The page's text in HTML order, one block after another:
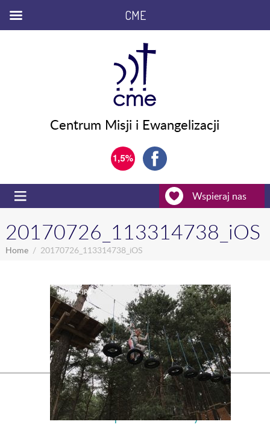
Centrum Misji i Ewangelizacji
Wspieraj nas
20170726_113314738_iOS
Home 20170726_113314738_iOS
Nasi partnerzy
CME